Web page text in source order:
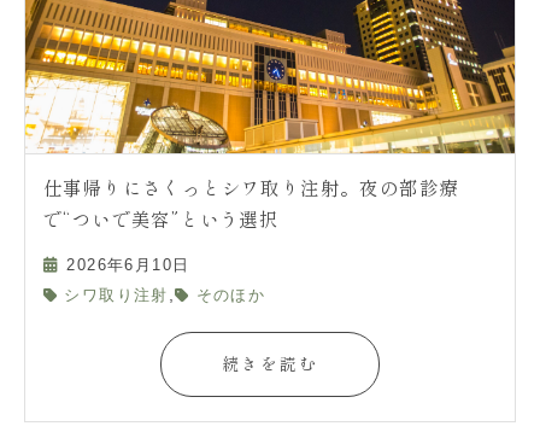
仕事帰りにさくっとシワ取り注射。夜の部診療
で“ついで美容”という選択
2026年6月10日
シワ取り注射 , そのほか
続きを読む